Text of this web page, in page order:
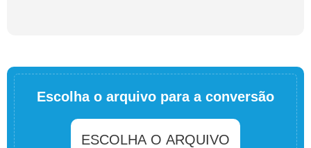
Escolha o arquivo para a conversão
ESCOLHA O ARQUIVO